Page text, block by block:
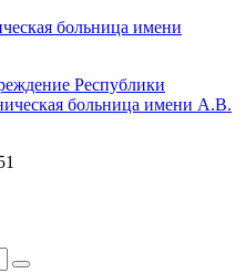
Республики
больница имени А.В.